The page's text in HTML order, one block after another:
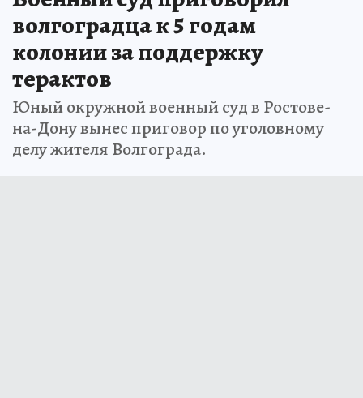
волгоградца к 5 годам
колонии за поддержку
терактов
Юный окружной военный суд в Ростове-
на-Дону вынес приговор по уголовному
делу жителя Волгограда.